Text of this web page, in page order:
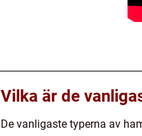
Vilka är de
De vanligaste typerna av